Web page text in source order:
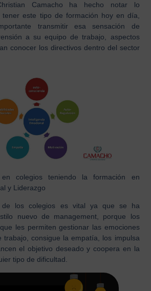
Camacho ha hecho notar lo
tener este tipo de formación hoy en día,
transmitir esa sensación de
a su equipo de trabajo, aspectos
conocer los directivos dentro del sector
colegios teniendo la formación en
y Liderazgo
de los colegios es vital ya que se ha
nuevo de management, porque los
les permiten gestionar las emociones
trabajo, consigue la empatía, los impulsa
el objetivo deseado y coopera en la
tipo de dificultad.